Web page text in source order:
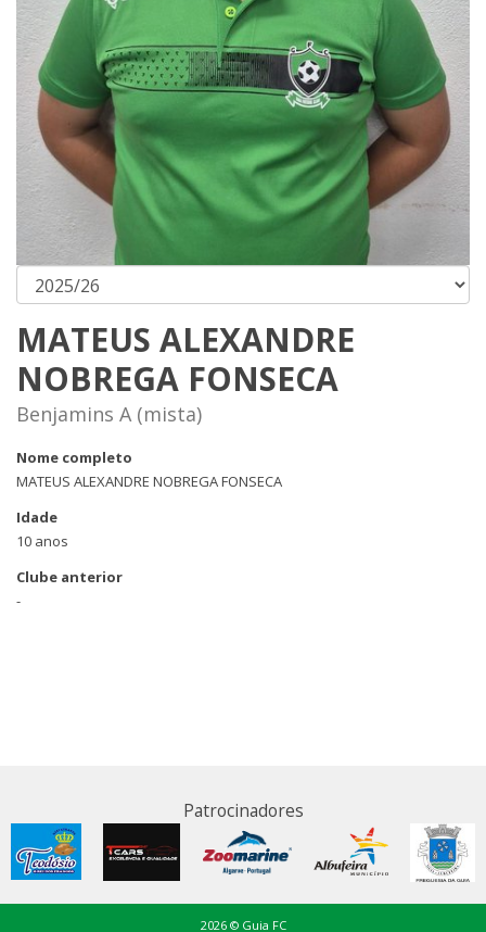
MATEUS ALEXANDRE
NOBREGA FONSECA
Benjamins A (mista)
Nome completo
MATEUS ALEXANDRE NOBREGA FONSECA
Idade
10 anos
Clube anterior
-
Patrocinadores
2026 © Guia FC